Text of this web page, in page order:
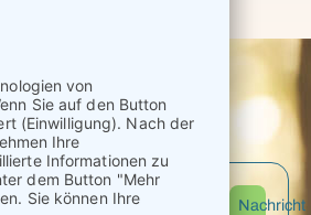
Karriere bei
Galaxxy-Pet
Nachricht